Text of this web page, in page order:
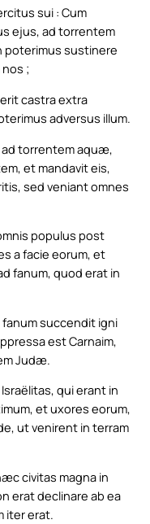
sui : Cum
ejus, ad torrentem
poterimus sustinere
;
castra extra
adversus illum.
torrentem aquæ,
et mandavit eis,
sed veniant omnes
populus post
a facie eorum, et
fanum, quod erat in
succendit igni
est Carnaim,
Judæ.
qui erant in
et uxores eorum,
ut venirent in terram
civitas magna in
erat declinare ab ea
iter erat.